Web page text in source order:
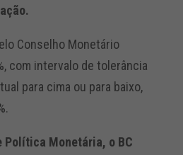
Conselho Monetário
com intervalo de tolerância
para cima ou para baixo,
Política Monetária, o BC